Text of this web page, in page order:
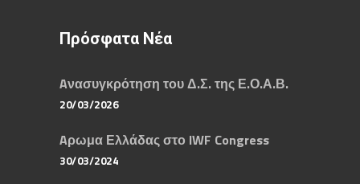
Πρόσφατα Νέα
Aνασυγκρότηση του Δ.Σ. της Ε.Ο.Α.Β.
20/03/2026
Aρωμα Ελλάδας στο IWF Congress
30/03/2024